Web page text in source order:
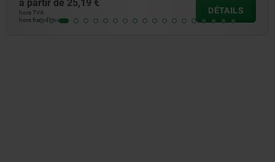
à partir de 25,19 €
hors TVA
hors frais d’envoi
DÉTAILS